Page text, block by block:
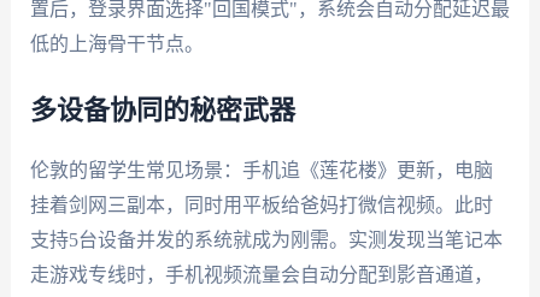
置后，登录界面选择"回国模式"，系统会自动分配延迟最
低的上海骨干节点。
多设备协同的秘密武器
伦敦的留学生常见场景：手机追《莲花楼》更新，电脑
挂着剑网三副本，同时用平板给爸妈打微信视频。此时
支持5台设备并发的系统就成为刚需。实测发现当笔记本
走游戏专线时，手机视频流量会自动分配到影音通道，